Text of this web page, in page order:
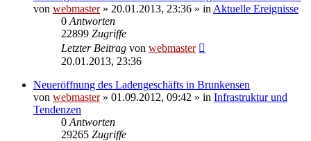
von webmaster» 20.01.2013, 23:36 » in Aktuelle Ereignisse
0 Antworten
22899 Zugriffe
Letzter Beitrag von webmaster
20.01.2013, 23:36
Neueröffnung des Ladengeschäfts in Brunkensen
von webmaster» 01.09.2012, 09:42 » in Infrastruktur und
Tendenzen
0 Antworten
29265 Zugriffe